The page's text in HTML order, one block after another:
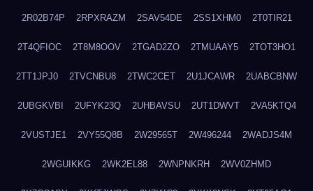
2R02B74P 2RPXRAZM 2SAV54DE 2SS1XHM0 2T0TIR21
2T4QFIOC 2T8M8OOV 2TGAD2ZO 2TMUAAY5 2TOT3HO1
2TT1JPJ0 2TVCNBU8 2TWC2CET 2U1JCAWR 2UABCBNW
2UBGKVBI 2UFYK23Q 2UHBAVSU 2UT1DWVT 2VA5KTQ4
2VUSTJE1 2VY55Q8B 2W29565T 2W496244 2WADJS4M
2WGUIKKG 2WK2EL88 2WNPNKRH 2WV0ZHMD